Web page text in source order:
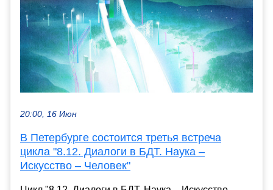
20:00, 16 Июн
В Петербурге состоится третья встреча
цикла "8.12. Диалоги в БДТ. Наука –
Искусство – Человек"